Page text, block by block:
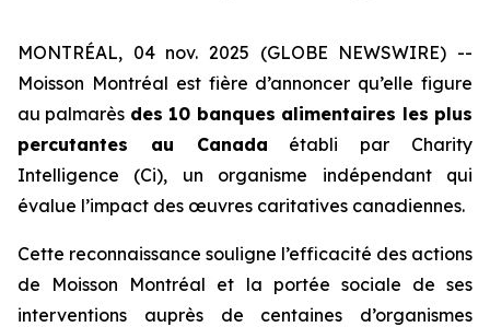
MONTRÉAL, 04 nov. 2025 (GLOBE NEWSWIRE) --
Moisson Montréal est fière d’annoncer qu’elle figure
au palmarès des 10 banques alimentaires les plus
percutantes au Canada établi par Charity
Intelligence (Ci), un organisme indépendant qui
évalue l’impact des œuvres caritatives canadiennes.
Cette reconnaissance souligne l’efficacité des actions
de Moisson Montréal et la portée sociale de ses
interventions auprès de centaines d’organismes